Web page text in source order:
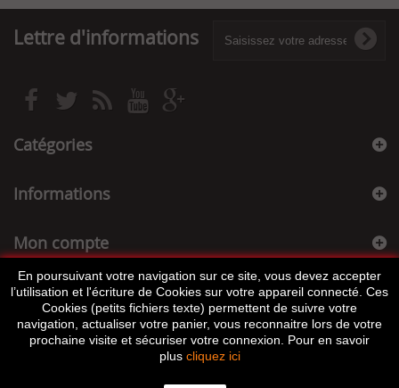
Lettre d'informations
Catégories
Informations
Mon compte
Informations sur votre boutique
En poursuivant votre navigation sur ce site, vous devez accepter
l’utilisation et l'écriture de Cookies sur votre appareil connecté. Ces
Cookies (petits fichiers texte) permettent de suivre votre
navigation, actualiser votre panier, vous reconnaitre lors de votre
prochaine visite et sécuriser votre connexion. Pour en savoir
plus cliquez ici